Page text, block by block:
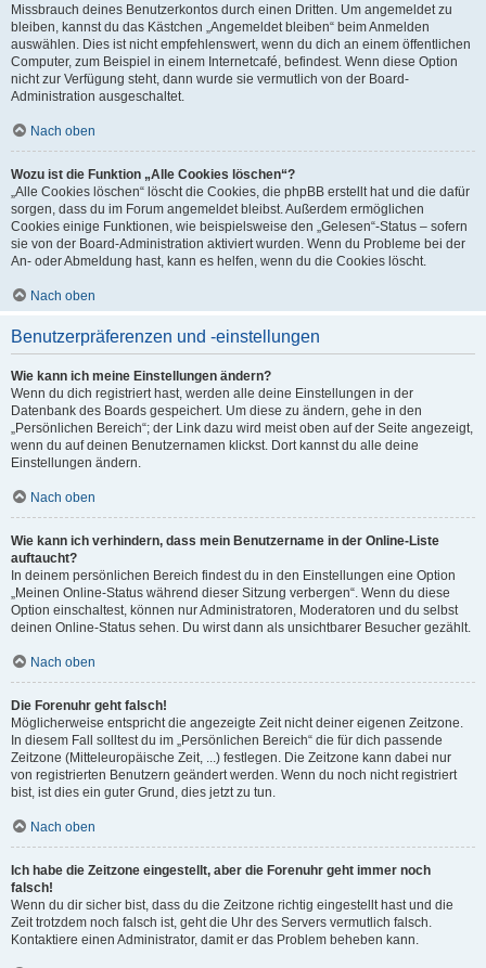
Missbrauch deines Benutzerkontos durch einen Dritten. Um angemeldet zu
bleiben, kannst du das Kästchen „Angemeldet bleiben“ beim Anmelden
auswählen. Dies ist nicht empfehlenswert, wenn du dich an einem öffentlichen
Computer, zum Beispiel in einem Internetcafé, befindest. Wenn diese Option
nicht zur Verfügung steht, dann wurde sie vermutlich von der Board-
Administration ausgeschaltet.
Nach oben
Wozu ist die Funktion „Alle Cookies löschen“?
„Alle Cookies löschen“ löscht die Cookies, die phpBB erstellt hat und die dafür
sorgen, dass du im Forum angemeldet bleibst. Außerdem ermöglichen
Cookies einige Funktionen, wie beispielsweise den „Gelesen“-Status – sofern
sie von der Board-Administration aktiviert wurden. Wenn du Probleme bei der
An- oder Abmeldung hast, kann es helfen, wenn du die Cookies löscht.
Nach oben
Benutzerpräferenzen und -einstellungen
Wie kann ich meine Einstellungen ändern?
Wenn du dich registriert hast, werden alle deine Einstellungen in der
Datenbank des Boards gespeichert. Um diese zu ändern, gehe in den
„Persönlichen Bereich“; der Link dazu wird meist oben auf der Seite angezeigt,
wenn du auf deinen Benutzernamen klickst. Dort kannst du alle deine
Einstellungen ändern.
Nach oben
Wie kann ich verhindern, dass mein Benutzername in der Online-Liste
auftaucht?
In deinem persönlichen Bereich findest du in den Einstellungen eine Option
„Meinen Online-Status während dieser Sitzung verbergen“. Wenn du diese
Option einschaltest, können nur Administratoren, Moderatoren und du selbst
deinen Online-Status sehen. Du wirst dann als unsichtbarer Besucher gezählt.
Nach oben
Die Forenuhr geht falsch!
Möglicherweise entspricht die angezeigte Zeit nicht deiner eigenen Zeitzone.
In diesem Fall solltest du im „Persönlichen Bereich“ die für dich passende
Zeitzone (Mitteleuropäische Zeit, ...) festlegen. Die Zeitzone kann dabei nur
von registrierten Benutzern geändert werden. Wenn du noch nicht registriert
bist, ist dies ein guter Grund, dies jetzt zu tun.
Nach oben
Ich habe die Zeitzone eingestellt, aber die Forenuhr geht immer noch
falsch!
Wenn du dir sicher bist, dass du die Zeitzone richtig eingestellt hast und die
Zeit trotzdem noch falsch ist, geht die Uhr des Servers vermutlich falsch.
Kontaktiere einen Administrator, damit er das Problem beheben kann.